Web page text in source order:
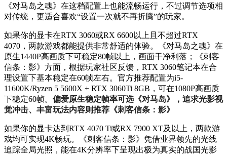
《对马岛之魂》在这档配置上也能流畅运行，不过调节选项相
对传统，更适合喜欢“设置一次就不再折腾”的玩家。
如果你的显卡在RTX 3060或RX 6600以上且不超过RTX
4070，两款游戏都能提供非常舒适的体验。《对马岛之魂》在
原生1440P高画质下可稳定80帧以上，画面干净利落；《刺客
信条：影》方面，根据玩家社区反馈，RTX 3060笔记本在合
理设置下基本稳定在60帧左右。官方推荐配置为i5-
11600K/Ryzen 5 5600X + RTX 3060Ti 8GB，可在1080P高画质
下稳定60帧。 偏爱原生稳定帧率可选《对马岛》，追求光影视
觉冲击、丰富玩法内容则推荐《刺客信条：影》
如果你的显卡达到RTX 4070 Ti或RX 7900 XT及以上，两款游
戏均可实现4K畅玩。《刺客信条：影》凭借业界领先的光线
追踪全局光照，能在4K分辨率下呈现出极为真实的战国光影